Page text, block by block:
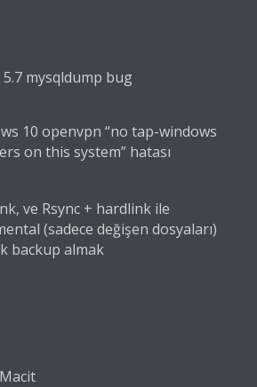
5.7 mysqldump bug
10 openvpn “no tap-windows
on this system” hatası
ve Rsync + hardlink ile
(sadece değişen dosyaları)
backup almak